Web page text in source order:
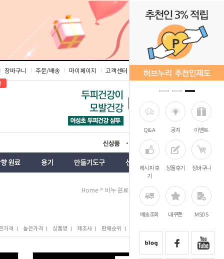
Q&A 공지 이벤트
레시피 후
기
상품후기 장바구니
배송조회 내쿠폰 MSDS
장바구니 주문/배송 마이페이지 고객센터 즐겨찾기
상품 벤트
Home > 비누 원료 비누베이스
가격 I 높은가격 I 상품명 I 제조사 I 판매순위 I